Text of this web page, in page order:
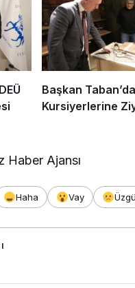
Başkan
Kursiyerlerine
Haber Ajansı
Haha Vay